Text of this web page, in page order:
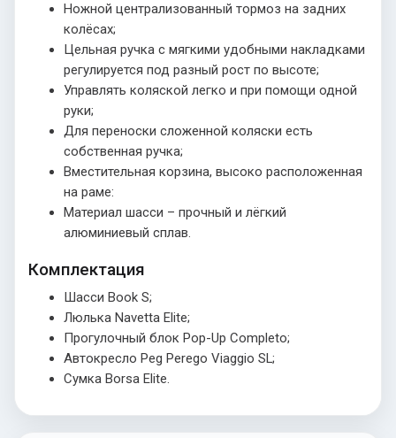
Ножной централизованный тормоз на задних
колёсах;
Цельная ручка с мягкими удобными накладками
регулируется под разный рост по высоте;
Управлять коляской легко и при помощи одной
руки;
Для переноски сложенной коляски есть
собственная ручка;
Вместительная корзина, высоко расположенная
на раме:
Материал шасси – прочный и лёгкий
алюминиевый сплав.
Комплектация
Шасси Book S;
Люлька Navetta Elite;
Прогулочный блок Pop-Up Completo;
Автокресло Peg Perego Viaggio SL;
Сумка Borsa Elite.